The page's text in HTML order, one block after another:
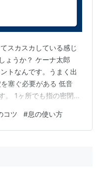
スカスカしている感じ
ょうか？ ケーナ太郎
トなんです。うまく出
塞ぐ必要がある 低音
。 1ヶ所でも指の密閉が
いることも多いです。
コツ #息の使い方